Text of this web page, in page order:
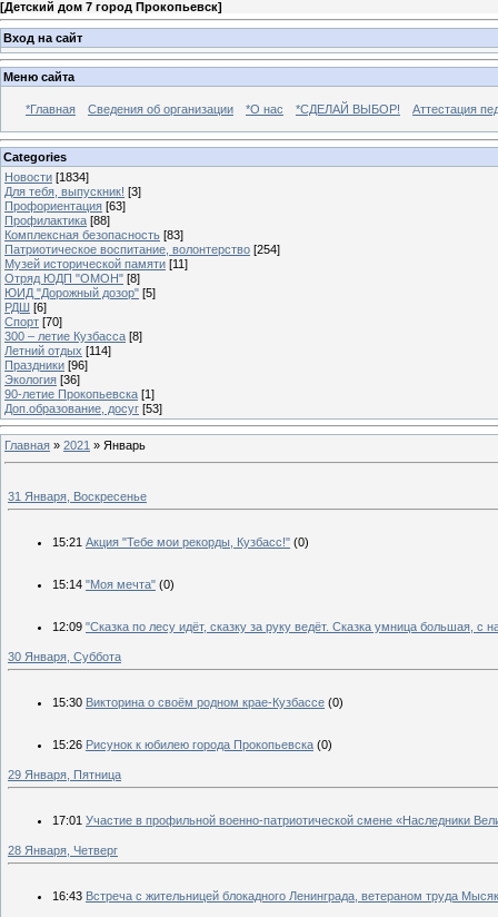
[Детский дом 7 город Прокопьевск]
Вход на сайт
Меню сайта
*Главная Сведения об организации *О нас *СДЕЛАЙ ВЫБОР! Аттестация
Categories
Новости [1834]
Для тебя, выпускник! [3]
Профориентация [63]
Профилактика [88]
Комплексная безопасность [83]
Патриотическое воспитание, волонтерство [254]
Музей исторической памяти [11]
Отряд ЮДП "ОМОН" [8]
ЮИД "Дорожный дозор" [5]
РДШ [6]
Спорт [70]
300 – летие Кузбасса [8]
Летний отдых [114]
Праздники [96]
Экология [36]
90-летие Прокопьевска [1]
Доп.образование, досуг [53]
Главная » 2021 » Январь
31 Января, Воскресенье
15:21 Акция "Тебе мои рекорды, Кузбасс!" (0)
15:14 "Моя мечта" (0)
12:09 "Сказка по лесу идёт, сказку за руку ведёт. Сказка умница большая, с
30 Января, Суббота
15:30 Викторина о своём родном крае-Кузбассе (0)
15:26 Рисунок к юбилею города Прокопьевска (0)
29 Января, Пятница
17:01 Участие в профильной военно-патриотической смене «Наследники
28 Января, Четверг
16:43 Встреча с жительницей блокадного Ленинграда, ветераном труда